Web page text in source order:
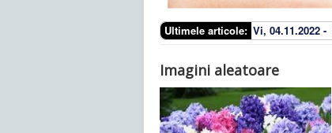
Ultimele articole: Vi, 04.11.2022 -
Imagini aleatoare